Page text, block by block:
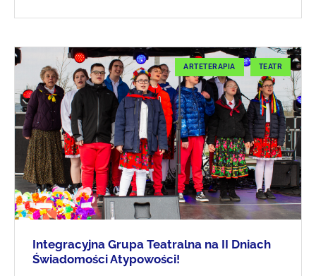
ARTETERAPIA TEATR
Integracyjna Grupa Teatralna na II Dniach
Świadomości Atypowości!